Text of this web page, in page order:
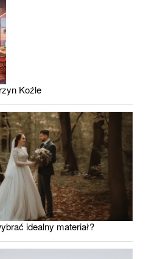
Koźle
idealny materiał?